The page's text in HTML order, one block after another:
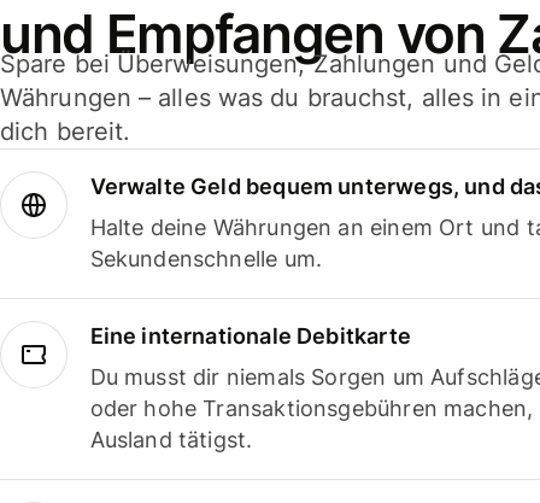
und Empfangen von
Spare bei Überweisungen, Zahlungen und
Währungen – alles was du brauchst, alles in
dich bereit.
Verwalte Geld bequem unterwegs, und
Halte deine Währungen an einem Ort und
Sekundenschnelle um.
Eine internationale Debitkarte
Du musst dir niemals Sorgen um
oder hohe Transaktionsgebühren
Ausland tätigst.